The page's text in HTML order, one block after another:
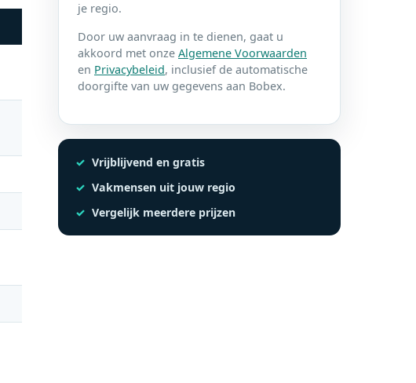
je regio.
Door uw aanvraag in te dienen, gaat u
akkoord met onze Algemene Voorwaarden
en Privacybeleid, inclusief de automatische
doorgifte van uw gegevens aan Bobex.
Vrijblijvend en gratis
Vakmensen uit jouw regio
Vergelijk meerdere prijzen